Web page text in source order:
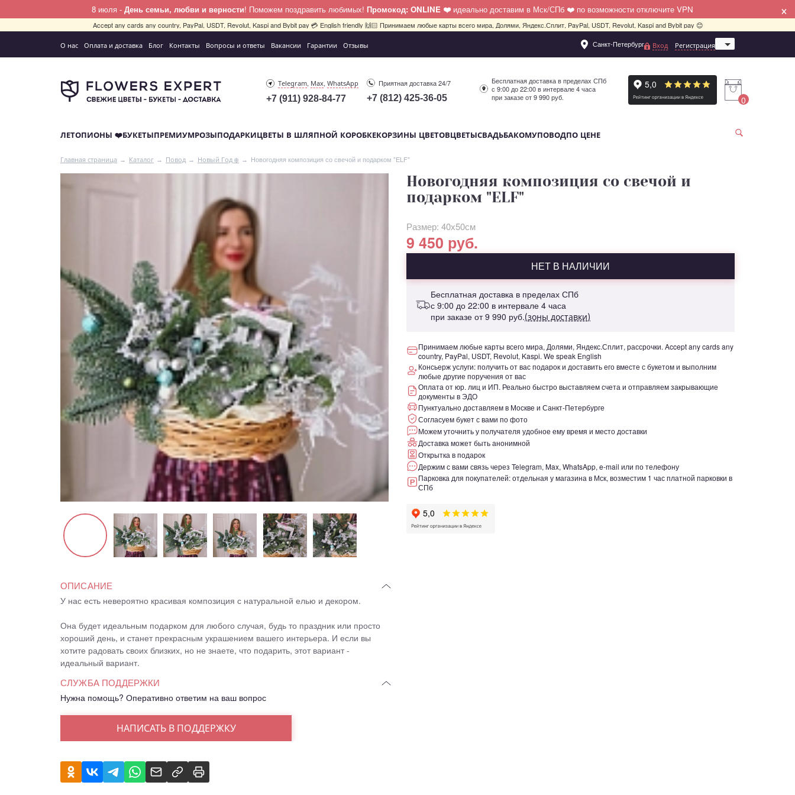
8 июля - День семьи, любви и верности! Поможем поздравить любимых! Промокод: ONLINE ❤️ идеально доставим в Мск/СПб ❤️ по возможности отключите VPN ×
Accept any cards any country, PayPal, USDT, Revolut, Kaspi and Bybit pay 💳 English friendly 🙌🏻 Принимаем любые карты всего мира, Долями, Яндекс.Сплит, PayPal, USDT, Revolut, Kaspi and Bybit pay 😊
О нас Оплата и доставка Блог Контакты Вопросы и ответы Вакансии Гарантии Отзывы Санкт-Петербург
Москва
Вход Регистрация
Telegram, Max,WhatsApp
+7 (911) 928-84-77
Приятная доставка 24/7
+7 (812) 425-36-05
Бесплатная доставка в пределах СПб
с 9:00 до 22:00 в интервале 4 часа
при заказе от 9 990 руб.
0
ЛЕТОПИОНЫ ❤️БУКЕТЫПРЕМИУМРОЗЫПОДАРКИЦВЕТЫ В ШЛЯПНОЙ КОРОБКЕКОРЗИНЫ ЦВЕТОВЦВЕТЫСВАДЬБАКОМУПОВОДПО ЦЕНЕ
Главная страница Каталог Повод Новый Год ❄️ Новогодняя композиция со свечой и подарком "ELF"
Новогодняя композиция со свечой и
подарком "ELF"
Размер: 40х50см
9 450 руб.
НЕТ В НАЛИЧИИ
Бесплатная доставка в пределах СПб
с 9:00 до 22:00 в интервале 4 часа
при заказе от9 990 руб.(зоны доставки)
Принимаем любые карты всего мира, Долями, Яндекс.Сплит, рассрочки. Accept any cards any
country, PayPal, USDT, Revolut, Kaspi. We speak English
Консьерж услуги: получить от вас подарок и доставить его вместе с букетом и выполним
любые другие поручения от вас
Оплата от юр. лиц и ИП. Реально быстро выставляем счета и отправляем закрывающие
документы в ЭДО
Пунктуально доставляем в Москве и Санкт-Петербурге
Согласуем букет с вами по фото
Можем уточнить у получателя удобное ему время и место доставки
Доставка может быть анонимной
Открытка в подарок
Держим с вами связь через Telegram, Max, WhatsApp, e-mail или по телефону
Парковка для покупателей: отдельная у магазина в Мск, возместим 1 час платной парковки в
СПб
ОПИСАНИЕ
У нас есть невероятно красивая композиция с натуральной елью и декором.
Она будет идеальным подарком для любого случая, будь то праздник или просто
хороший день, и станет прекрасным украшением вашего интерьера. И если вы
хотите радовать своих близких, но не знаете, что подарить, этот вариант -
идеальный вариант.
СЛУЖБА ПОДДЕРЖКИ
Нужна помощь? Оперативно ответим на ваш вопрос
НАПИСАТЬ В ПОДДЕРЖКУ